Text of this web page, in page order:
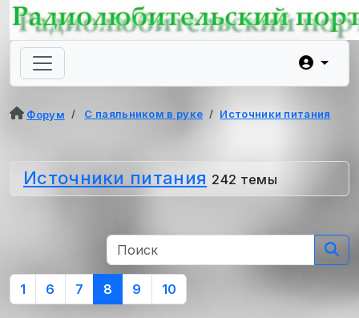
Форум С паяльником в руке Источники питания
Источники питания 242 темы
1 6 7 8 9 10